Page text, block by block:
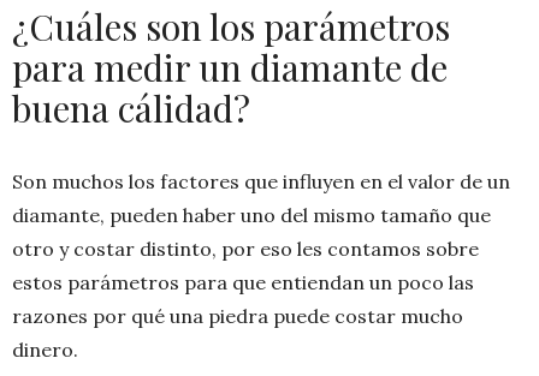
¿Cuáles son los parámetros
para medir un diamante de
buena cálidad?
Son muchos los factores que influyen en el valor de un
diamante, pueden haber uno del mismo tamaño que
otro y costar distinto, por eso les contamos sobre
estos parámetros para que entiendan un poco las
razones por qué una piedra puede costar mucho
dinero.